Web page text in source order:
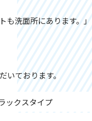
も洗面所にあります。」
いております。
ックスタイプ